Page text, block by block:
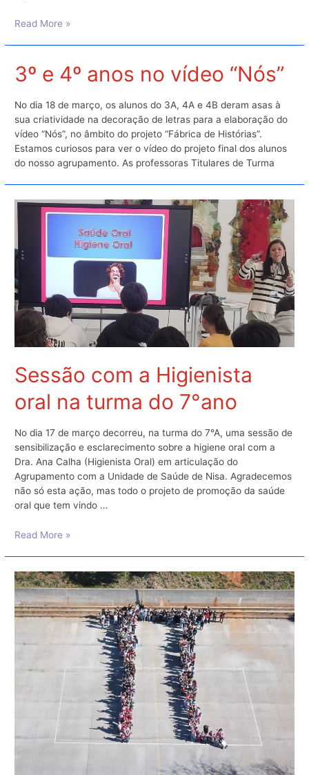
Natação.
2026
Read More »
3º e 4º anos no vídeo “Nós”
No dia 18 de março, os alunos do 3A, 4A e 4B deram asas à
sua criatividade na decoração de letras para a elaboração do
vídeo “Nós”, no âmbito do projeto “Fábrica de Histórias”.
Estamos curiosos para ver o vídeo do projeto final dos alunos
do nosso agrupamento. As professoras Titulares de Turma
Sessão com a Higienista
oral na turma do 7°ano
No dia 17 de março decorreu, na turma do 7°A, uma sessão de
sensibilização e esclarecimento sobre a higiene oral com a
Dra. Ana Calha (Higienista Oral) em articulação do
Agrupamento com a Unidade de Saúde de Nisa. Agradecemos
não só esta ação, mas todo o projeto de promoção da saúde
oral que tem vindo …
Sessão
Higienista
oral
na
turma
Read More »